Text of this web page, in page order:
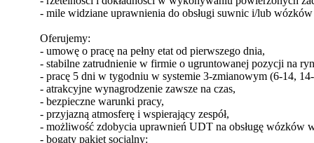
- mile widziane uprawnienia do obsługi suwnic i/lub
Oferujemy:
- umowę o pracę na pełny etat od pierwszego dnia,
- stabilne zatrudnienie w firmie o ugruntowanej pozycji na
- pracę 5 dni w tygodniu w systemie 3-zmianowym (6-14,
- atrakcyjne wynagrodzenie zawsze na czas,
- bezpieczne warunki pracy,
- przyjazną atmosferę i wspierający zespół,
- możliwość zdobycia uprawnień UDT na obsługę wózków
- bogaty pakiet socjalny: